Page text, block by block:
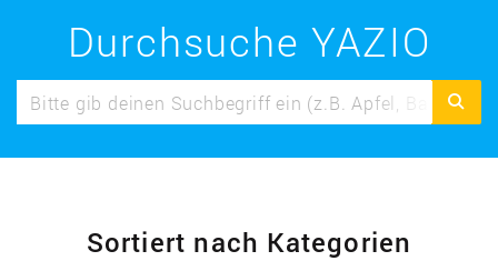
Durchsuche YAZIO
Sortiert nach Kategorien